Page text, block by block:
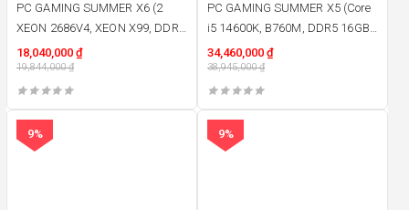
PC GAMING SUMMER X6 (2
XEON 2686V4, XEON X99, DDR3
32GB, RX 580 8GB, SSD M2
512GB, 750W)
18,040,000 ₫
19,844,000₫
PC GAMING SUMMER X5 (Core
i5 14600K, B760M, DDR5 16GB,
RTX 5060 8GB, SSD M2 512GB,
750W)
34,460,000 ₫
38,945,000₫
9% 9%